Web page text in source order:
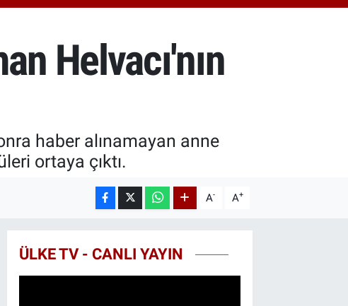
64.225,61
%-0.63
Helvacı'nın
haber alınamayan anne
ortaya çıktı.
A- A+
ÜLKE TV - CANLI YAYIN